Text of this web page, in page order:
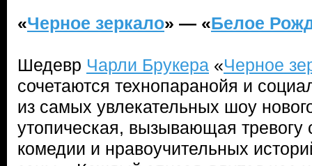
«Черное зеркало» — «Белое
Шедевр Чарли Брукера «Черное
сочетаются технопаранойя и
из самых увлекательных шоу
утопическая, вызывающая тревогу
комедии и нравоучительных